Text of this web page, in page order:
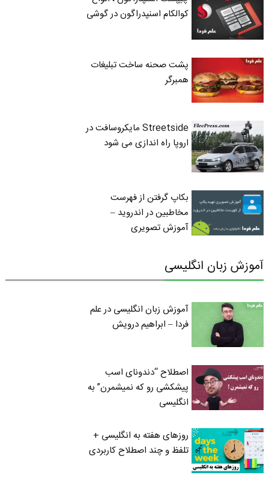
کوالکام اسنپدراگون در گوشی
پشت صحنه ساخت تبلیغات
همبرگر
Streetside مایکروسافت در
اروپا راه اندازی می شود
بکاپ گرفتن از فهرست
مخاطبین در اندروید –
آموزش تصویری
آموزش زبان انگلیسی
آموزش زبان انگلیسی در علم
فردا – ابراهیم درویش
اصطلاح “دندونای اسب
پیشکشی رو که نمیشمرن” به
انگلیسی
روزهای هفته به انگلیسی +
تلفظ و چند اصطلاح کاربردی